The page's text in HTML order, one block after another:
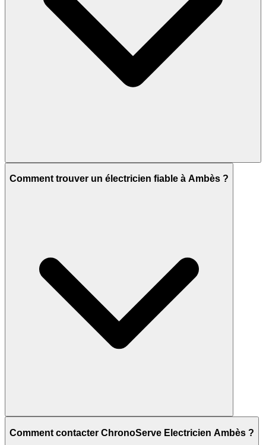
Comment trouver un électricien fiable à Ambès ?
Comment contacter ChronoServe Electricien Ambès ?